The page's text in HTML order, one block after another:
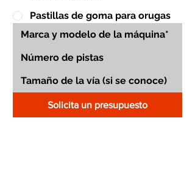
Pastillas de goma para orugas
Solicita un presupuesto